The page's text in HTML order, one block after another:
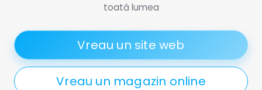
toată lumea
Vreau un site web
Vreau un magazin online